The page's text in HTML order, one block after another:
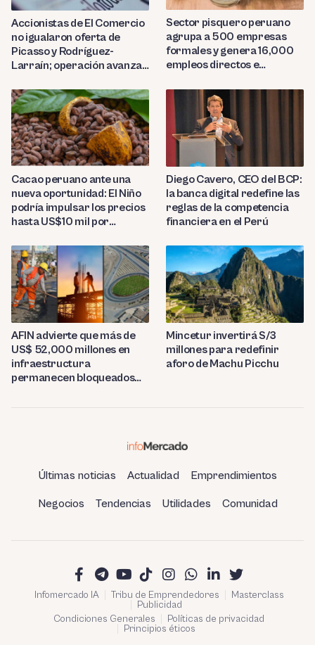
Accionistas de El Comercio
no igualaron oferta de
Picasso y Rodríguez-
Larraín; operación avanza
Sector pisquero peruano
agrupa a 500 empresas
formales y genera 16,000
empleos directos e
Cacao peruano ante una
nueva oportunidad: El Niño
podría impulsar los precios
hasta US$10 mil por
Diego Cavero, CEO del BCP:
la banca digital redefine las
reglas de la competencia
financiera en el Perú
AFIN advierte que más de
US$ 52,000 millones en
infraestructura
permanecen bloqueados
Mincetur invertirá S/3
millones para redefinir
aforo de Machu Picchu
Últimas noticias Actualidad Emprendimientos
Negocios Tendencias Utilidades Comunidad
Infomercado IA Tribu de Emprendedores
Masterclass
Publicidad
Condiciones Generales
Políticas de privacidad
Principios éticos